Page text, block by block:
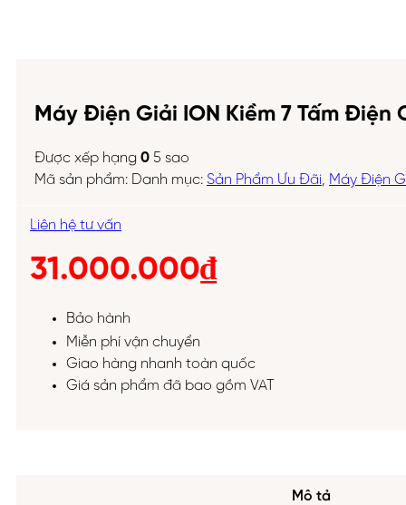
Máy Điện Giải ION Kiềm 7 Tấm Điện
Được xếp hạng 0 5 sao
Mã sản phẩm: Danh mục: Sản Phẩm Ưu Đãi, Máy Điện
Liên hệ tư vấn
31.000.000₫
Bảo hành
Miễn phí vận chuyển
Giao hàng nhanh toàn quốc
Giá sản phẩm đã bao gồm VAT
Mô tả